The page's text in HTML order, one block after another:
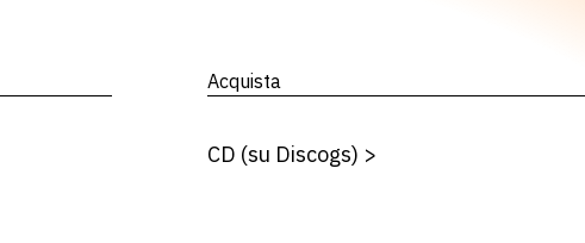
Acquista
CD (su Discogs) >